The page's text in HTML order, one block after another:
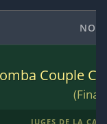
NOM
Couple
JUGES DE LA